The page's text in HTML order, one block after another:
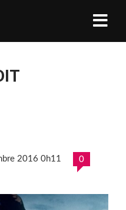
2016 0h11
0